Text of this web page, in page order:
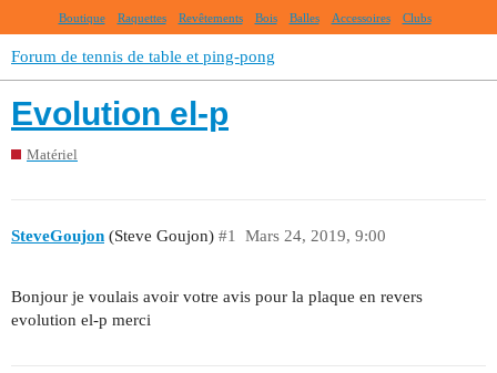
Boutique Raquettes Revêtements Bois Balles Accessoires Clubs
Forum de tennis de table et ping-pong
Evolution el-p
Matériel
SteveGoujon (Steve Goujon) Mars 24, 2019, 9:00
#1
Bonjour je voulais avoir votre avis pour la plaque en revers
evolution el-p merci